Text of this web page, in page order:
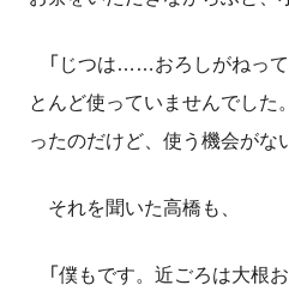
「じつは……おろしがねって
とんど使っていませんでした
ったのだけど、使う機会がな
それを聞いた高橋も、
「僕もです。近ごろは大根